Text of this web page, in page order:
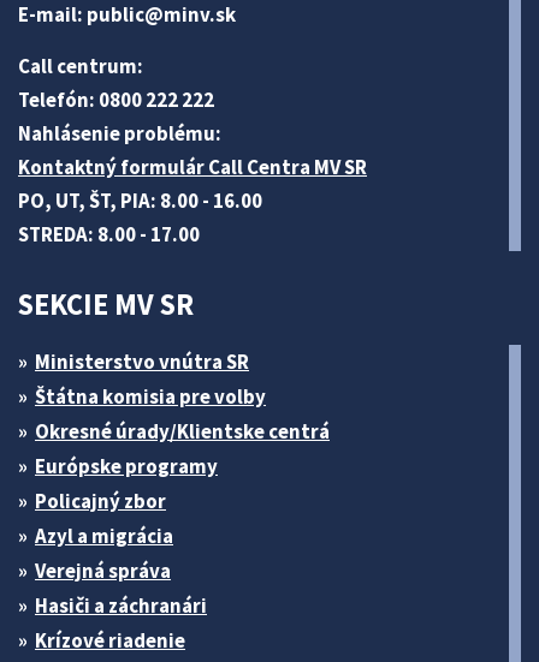
E-mail: public@minv.sk
Call centrum:
Telefón: 0800 222 222
Nahlásenie problému:
Kontaktný formulár Call Centra MV SR
PO, UT, ŠT, PIA: 8.00 - 16.00
STREDA: 8.00 - 17.00
SEKCIE MV SR
Ministerstvo vnútra SR
Štátna komisia pre volby
Okresné úrady/Klientske centrá
Európske programy
Policajný zbor
Azyl a migrácia
Verejná správa
Hasiči a záchranári
Krízové riadenie